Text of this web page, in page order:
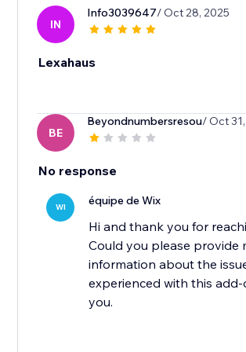
IN
Info3039647/ Oct 28, 2025
Lexahaus
BE
Beyondnumbersresou/ Oct
No response
WI équipe de Wix
Hi and thank you for
Could you please provide
information about the
experienced with this add-
you.